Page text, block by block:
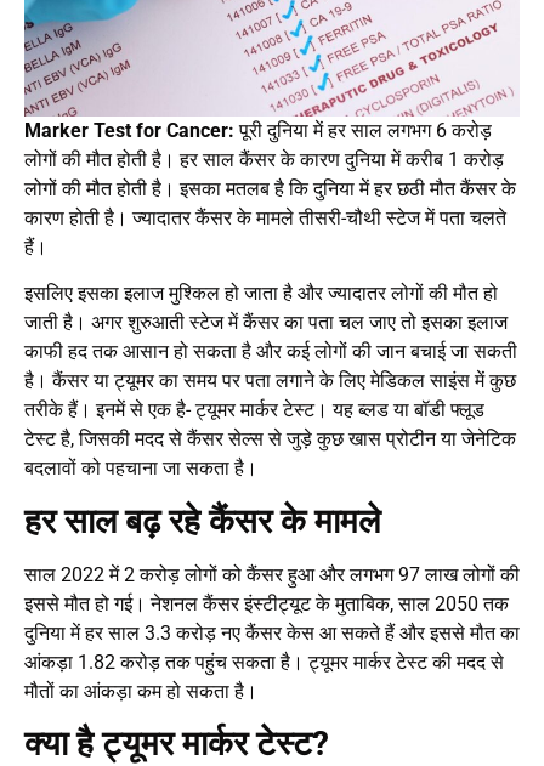
Marker Test for Cancer:पूरी दुनिया में हर साल लगभग 6 करोड़
लोगों की मौत होती है। हर साल कैंसर के कारण दुनिया में करीब 1 करोड़
लोगों की मौत होती है। इसका मतलब है कि दुनिया में हर छठी मौत कैंसर के
कारण होती है। ज्यादातर कैंसर के मामले तीसरी-चौथी स्टेज में पता चलते
हैं।
इसलिए इसका इलाज मुश्किल हो जाता है और ज्यादातर लोगों की मौत हो
जाती है। अगर शुरुआती स्टेज में कैंसर का पता चल जाए तो इसका इलाज
काफी हद तक आसान हो सकता है और कई लोगों की जान बचाई जा सकती
है। कैंसर या ट्यूमर का समय पर पता लगाने के लिए मेडिकल साइंस में कुछ
तरीके हैं। इनमें से एक है- ट्यूमर मार्कर टेस्ट। यह ब्लड या बॉडी फ्लूड
टेस्ट है, जिसकी मदद से कैंसर सेल्स से जुड़े कुछ खास प्रोटीन या जेनेटिक
बदलावों को पहचाना जा सकता है।
हर साल बढ़ रहे कैंसर के मामले
साल 2022 में 2 करोड़ लोगों को कैंसर हुआ और लगभग 97 लाख लोगों की
इससे मौत हो गई। नेशनल कैंसर इंस्टीट्यूट के मुताबिक, साल 2050 तक
दुनिया में हर साल 3.3 करोड़ नए कैंसर केस आ सकते हैं और इससे मौत का
आंकड़ा 1.82 करोड़ तक पहुंच सकता है। ट्यूमर मार्कर टेस्ट की मदद से
मौतों का आंकड़ा कम हो सकता है।
क्या है ट्यूमर मार्कर टेस्ट?